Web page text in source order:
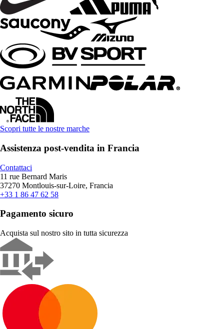
Scopri tutte le nostre marche
Assistenza post-vendita in Francia
Contattaci
11 rue Bernard Maris
37270 Montlouis-sur-Loire, Francia
+33 1 86 47 62 58
Pagamento sicuro
Acquista sul nostro sito in tutta sicurezza